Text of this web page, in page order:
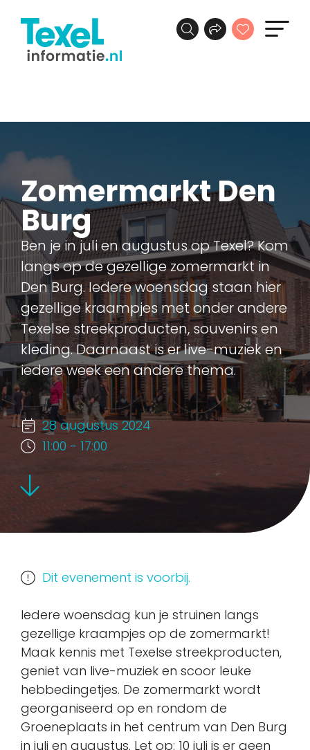
Zomermarkt Den
Burg
Ben je in juli en augustus op Texel? Kom
langs op de gezellige zomermarkt in
Den Burg. Iedere woensdag staan hier
gezellige kraampjes met onder andere
Texelse streekproducten, souvenirs en
kleding. Daarnaast is er live-muziek en
iedere week een andere thema.
28 augustus 2024
11:00 - 17:00
Dit evenement is voorbij.
Iedere woensdag kun je struinen langs
gezellige kraampjes op de zomermarkt!
Maak kennis met Texelse streekproducten,
geniet van live-muziek en scoor leuke
hebbedingetjes. De zomermarkt wordt
georganiseerd op en rondom de
Groeneplaats in het centrum van Den Burg
in juli en augustus. Let op: 10 juli is er geen